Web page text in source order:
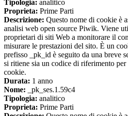
Tipologia: analitico
Proprieta: Prime Parti
Descrizione: Questo nome di cookie è
analisi web open source Piwik. Viene
proprietari di siti Web a monitorare il
misurare le prestazioni del sito. È un
prefisso _pk_id è seguito da una breve
si ritiene sia un codice di riferimento
cookie.
Durata: 1 anno
Nome: _pk_ses.1.59c4
Tipologia: analitico
Proprieta: Prime Parti